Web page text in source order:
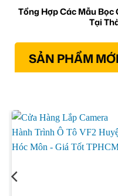
Tổng Hợp Các Mẫu Bọc
Tại
SẢN PHẨM MỚI